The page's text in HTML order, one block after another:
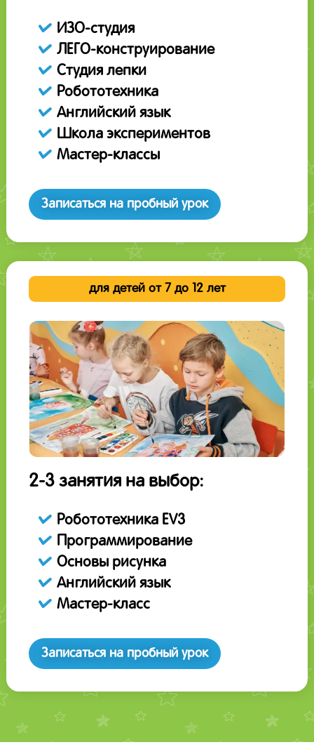
ИЗО-студия
ЛЕГО-конструирование
Студия лепки
Робототехника
Английский язык
Школа экспериментов
Мастер-классы
Записаться на пробный урок
для детей от 7 до 12 лет
2-3 занятия на выбор:
Робототехника EV3
Программирование
Основы рисунка
Английский язык
Мастер-класс
Записаться на пробный урок